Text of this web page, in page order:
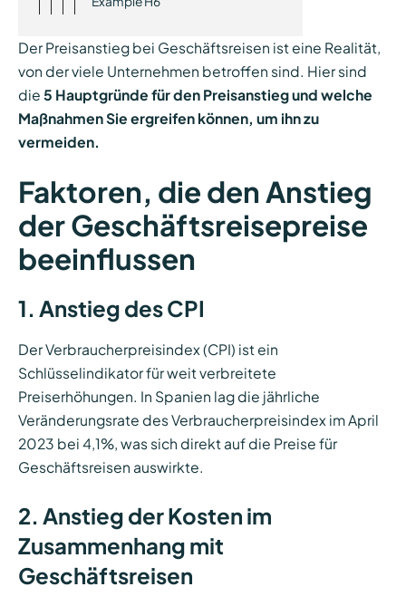
Der Preisanstieg bei Geschäftsreisen ist eine Realität,
von der viele Unternehmen betroffen sind. Hier sind
die 5 Hauptgründe für den Preisanstieg und welche
Maßnahmen Sie ergreifen können, um ihn zu
vermeiden.
Faktoren, die den Anstieg
der Geschäftsreisepreise
beeinflussen
1. Anstieg des CPI
Der Verbraucherpreisindex (CPI) ist ein
Schlüsselindikator für weit verbreitete
Preiserhöhungen. In Spanien lag die jährliche
Veränderungsrate des Verbraucherpreisindex im April
2023 bei 4,1%, was sich direkt auf die Preise für
Geschäftsreisen auswirkte.
2. Anstieg der Kosten im
Zusammenhang mit
Geschäftsreisen